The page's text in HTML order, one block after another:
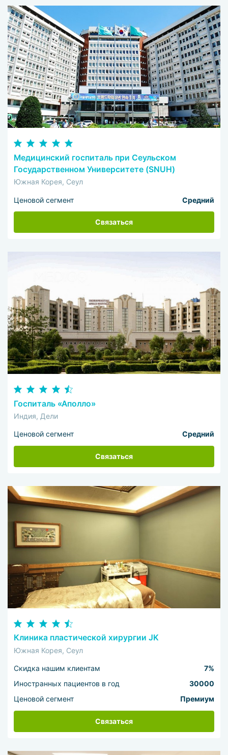
Медицинский госпиталь при Сеульском
Государственном Университете (SNUH)
Южная Корея, Сеул
Ценовой сегмент Средний
Связаться
Госпиталь «Аполло»
Индия, Дели
Ценовой сегмент Средний
Связаться
Клиника пластической хирургии JK
Южная Корея, Сеул
Скидка нашим клиентам
7%
Иностранных пациентов в год
30000
Ценовой сегмент
Премиум
Связаться